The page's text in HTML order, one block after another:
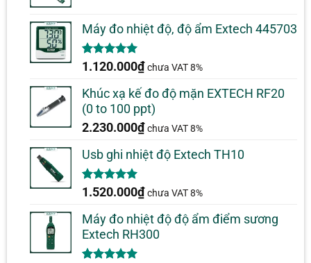
Máy đo nhiệt độ, độ ẩm Extech 445703
5.00trên 5
1
đánh giá
1.120.000₫ chưa VAT 8%
Khúc xạ kế đo độ mặn EXTECH RF20
(0 to 100 ppt)
2.230.000₫ chưa VAT 8%
Usb ghi nhiệt độ Extech TH10
5.00trên 5
1
đánh giá
1.520.000₫ chưa VAT 8%
Máy đo nhiệt độ độ ẩm điểm sương
Extech RH300